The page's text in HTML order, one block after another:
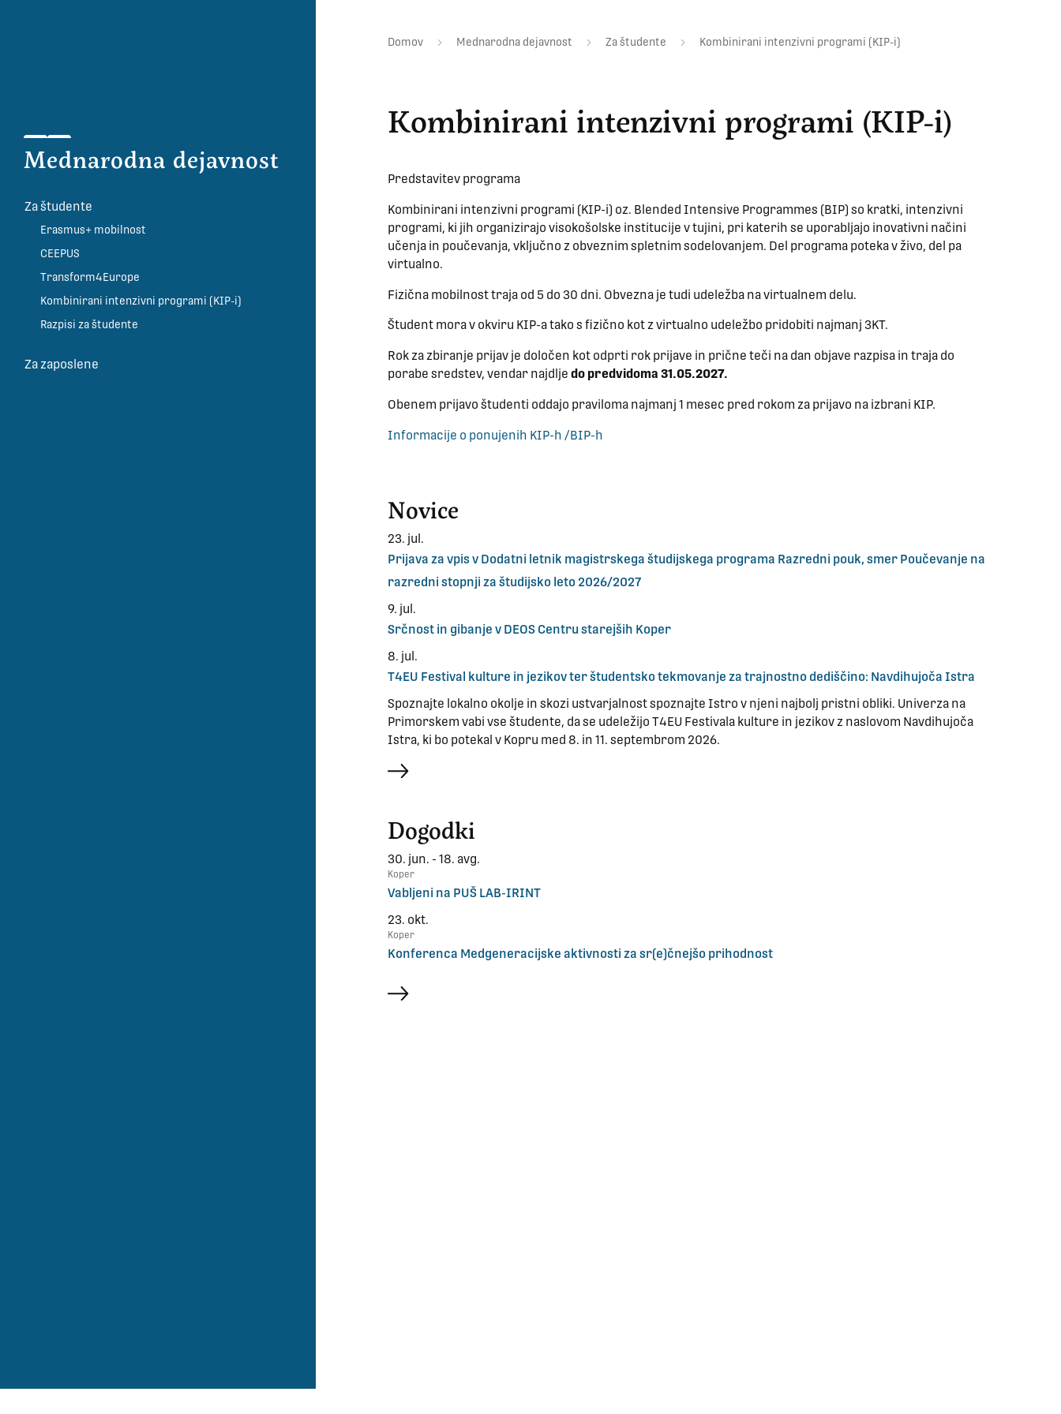
Mednarodna dejavnost
Za študente
Erasmus+ mobilnost
CEEPUS
Transform4Europe
Kombinirani intenzivni programi (KIP-i)
Razpisi za študente
Za zaposlene
Domov Mednarodna dejavnost Za študente Kombinirani intenzivni programi (KIP-i)
Kombinirani intenzivni programi (KIP-i)
Predstavitev programa
Kombinirani intenzivni programi (KIP-i) oz. Blended Intensive Programmes (BIP) so kratki, intenzivni
programi, ki jih organizirajo visokošolske institucije v tujini, pri katerih se uporabljajo inovativni načini
učenja in poučevanja, vključno z obveznim spletnim sodelovanjem. Del programa poteka v živo, del pa
virtualno.
Fizična mobilnost traja od 5 do 30 dni. Obvezna je tudi udeležba na virtualnem delu.
Študent mora v okviru KIP-a tako s fizično kot z virtualno udeležbo pridobiti najmanj 3KT.
Rok za zbiranje prijav je določen kot odprti rok prijave in prične teči na dan objave razpisa in traja do
porabe sredstev, vendar najdlje do predvidoma 31.05.2027.
Obenem prijavo študenti oddajo praviloma najmanj 1 mesec pred rokom za prijavo na izbrani KIP.
Informacije o ponujenih KIP-h /BIP-h
Novice
23. jul.
Prijava za vpis v Dodatni letnik magistrskega študijskega programa Razredni pouk, smer Poučevanje na
razredni stopnji za študijsko leto 2026/2027
9. jul.
Srčnost in gibanje v DEOS Centru starejših Koper
8. jul.
T4EU Festival kulture in jezikov ter študentsko tekmovanje za trajnostno dediščino: Navdihujoča Istra
Spoznajte lokalno okolje in skozi ustvarjalnost spoznajte Istro v njeni najbolj pristni obliki. Univerza na
Primorskem vabi vse študente, da se udeležijo T4EU Festivala kulture in jezikov z naslovom Navdihujoča
Istra, ki bo potekal v Kopru med 8. in 11. septembrom 2026.
več
Dogodki
30. jun. - 18. avg.
Koper
Vabljeni na PUŠ LAB-IRINT
23. okt.
Koper
Konferenca Medgeneracijske aktivnosti za sr(e)čnejšo prihodnost
več